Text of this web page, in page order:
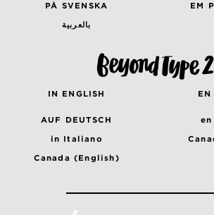
PÅ SVENSKA
EM
بالعربية
IN ENGLISH EN
AUF DEUTSCH
in Italiano
Canada (English)